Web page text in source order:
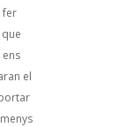
fer
el